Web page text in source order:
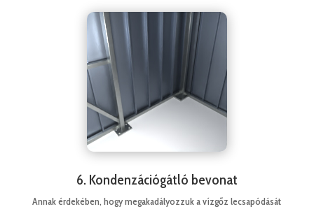
6. Kondenzációgátló bevonat
Annak érdekében, hogy megakadályozzuk a vízgőz lecsapódását